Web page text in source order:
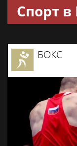
Спорт
БОКС